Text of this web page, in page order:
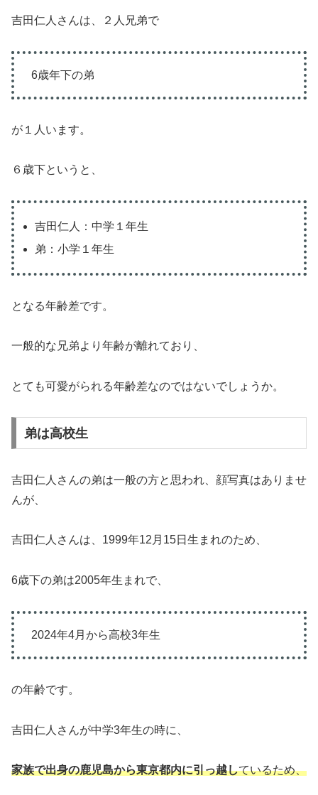
吉田仁人さんは、２人兄弟で
6歳年下の弟
が１人います。
６歳下というと、
吉田仁人：中学１年生
弟：小学１年生
となる年齢差です。
一般的な兄弟より年齢が離れており、
とても可愛がられる年齢差なのではないでしょうか。
弟は高校生
吉田仁人さんの弟は一般の方と思われ、顔写真はありませ
んが、
吉田仁人さんは、1999年12月15日生まれのため、
6歳下の弟は2005年生まれで、
2024年4月から高校3年生
の年齢です。
吉田仁人さんが中学3年生の時に、
家族で出身の鹿児島から東京都内に引っ越しているため、